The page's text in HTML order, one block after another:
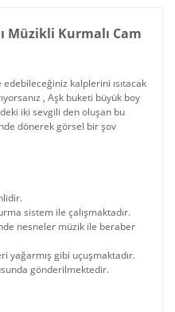
Müzikli Kurmalı Cam
kalplerini ısıtacak
, Aşk buketi büyük boy
iki sevgili den oluşan bu
dönerek görsel bir şov
sistem ile çalışmaktadır.
nesneler müzik ile beraber
yağarmış gibi uçuşmaktadır.
gönderilmektedir.